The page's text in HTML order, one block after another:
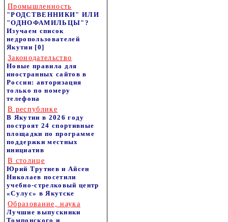
Промышленность
"РОДСТВЕННИКИ" ИЛИ
"ОДНОФАМИЛЬЦЫ"?
Изучаем список
недропользователей
Якутии [0]
Законодательство
Новые правила для
иностранных сайтов в
России: авторизация
только по номеру
телефона
В республике
В Якутии в 2026 году
построят 24 спортивные
площадки по программе
поддержки местных
инициатив
В столице
Юрий Трутнев и Айсен
Николаев посетили
учебно-стрелковый центр
«Сулус» в Якутске
Образование, наука
Лучшие выпускники
Томпонского и